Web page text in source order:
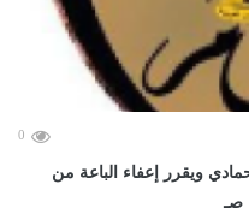
0
ويقرر إعفاء الباعة من